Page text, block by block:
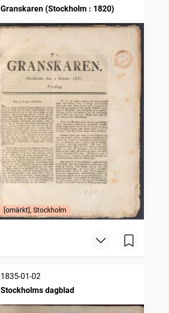
Granskaren (Stockholm : 1820)
[omärkt], Stockholm
1835-01-02
Stockholms dagblad